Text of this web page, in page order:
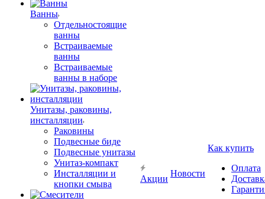
Ванны
Отдельностоящие
ванны
Встраиваемые
ванны
Встраиваемые
ванны в наборе
Унитазы, раковины,
инсталляции
Раковины
Подвесные биде
Подвесные унитазы
Унитаз-компакт
Инсталляции и
кнопки смыва
Акции
Новости
Как купить
Оплата